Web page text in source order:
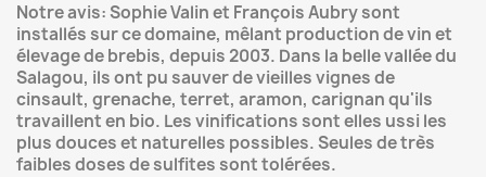
Notre avis: Sophie Valin et François Aubry sont
installés sur ce domaine, mêlant production de vin et
élevage de brebis, depuis 2003. Dans la belle vallée du
Salagou, ils ont pu sauver de vieilles vignes de
cinsault, grenache, terret, aramon, carignan qu'ils
travaillent en bio. Les vinifications sont elles ussi les
plus douces et naturelles possibles. Seules de très
faibles doses de sulfites sont tolérées.